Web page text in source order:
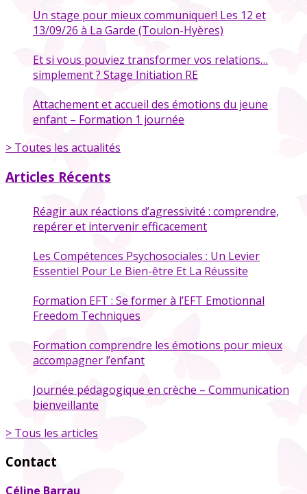
Un stage pour mieux communiquer! Les 12 et
13/09/26 à La Garde (Toulon-Hyères)
Et si vous pouviez transformer vos relations…
simplement ? Stage Initiation RE
Attachement et accueil des émotions du jeune
enfant – Formation 1 journée
> Toutes les actualités
Articles Récents
Réagir aux réactions d’agressivité : comprendre,
repérer et intervenir efficacement
Les Compétences Psychosociales : Un Levier
Essentiel Pour Le Bien-être Et La Réussite
Formation EFT : Se former à l’EFT Emotionnal
Freedom Techniques
Formation comprendre les émotions pour mieux
accompagner l’enfant
Journée pédagogique en crèche – Communication
bienveillante
> Tous les articles
Contact
Céline Barrau